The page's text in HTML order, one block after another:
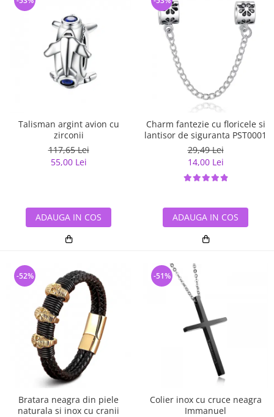
Talisman argint avion cu
zirconii
117,65 Lei
55,00 Lei
ADAUGA IN COS
Charm fantezie cu floricele si
lantisor de siguranta PST0001
29,49 Lei
14,00 Lei
ADAUGA IN COS
Bratara neagra din piele
naturala si inox cu cranii
-52%
Colier inox cu cruce neagra
Immanuel
-51%